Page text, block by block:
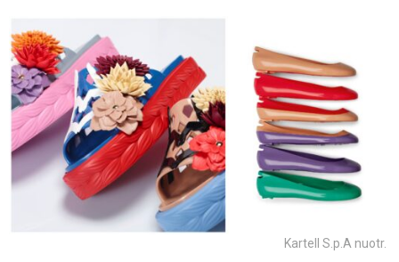
Kartell S.p.A nuotr.